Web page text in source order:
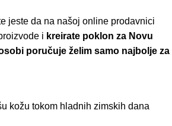
jeste da na našoj online prodavnici
i kreirate poklon za Novu
poručuje želim samo najbolje za
kožu tokom hladnih zimskih dana